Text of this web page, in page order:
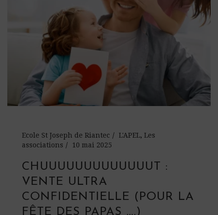
Ecole St Joseph de Riantec L'APEL, Les
associations
10 mai 2025
CHUUUUUUUUUUUUUT :
VENTE ULTRA
CONFIDENTIELLE (POUR LA
FÊTE DES PAPAS ….)